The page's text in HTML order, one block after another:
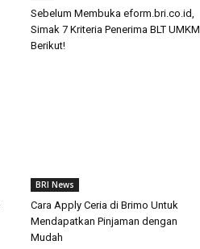
Sebelum Membuka eform.bri.co.id,
Simak 7 Kriteria Penerima BLT UMKM
Berikut!
BRI News
Cara Apply Ceria di Brimo Untuk
Mendapatkan Pinjaman dengan
Mudah